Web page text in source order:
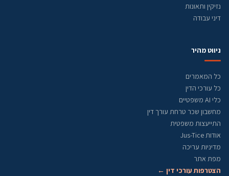
נזיקין ותאונות
דיני עבודה
ניווט מהיר
כל המאמרים
כל עורכי הדין
כלי AI משפטיים
מחשבון שכר טרחת עורך דין
התייעצות משפטית
אודות Jus-Tice
מדיניות עריכה
מפת אתר
הצטרפות עורכי דין ←